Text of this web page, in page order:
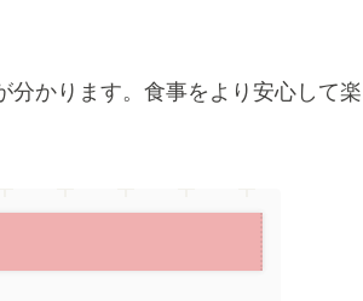
分かります。食事をより安心して楽